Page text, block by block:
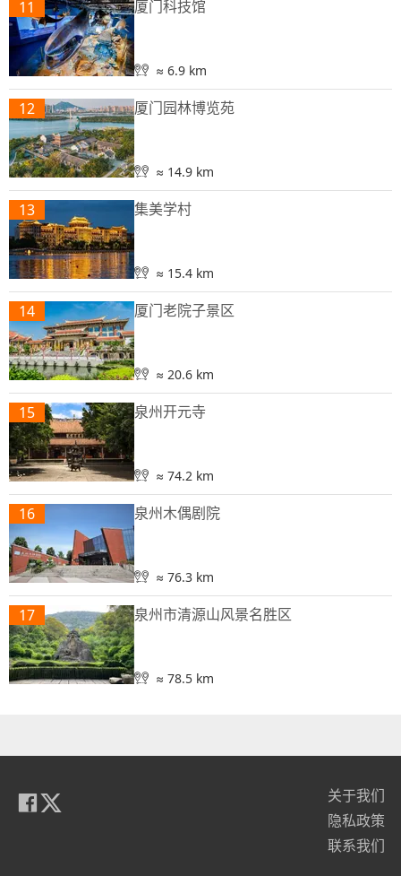
11 厦门科技馆
≈ 6.9 km
12 厦门园林博览苑
≈ 14.9 km
13 集美学村
≈ 15.4 km
14 厦门老院子景区
≈ 20.6 km
15 泉州开元寺
≈ 74.2 km
16 泉州木偶剧院
≈ 76.3 km
17 泉州市清源山风景名胜区
≈ 78.5 km
关于我们
隐私政策
联系我们